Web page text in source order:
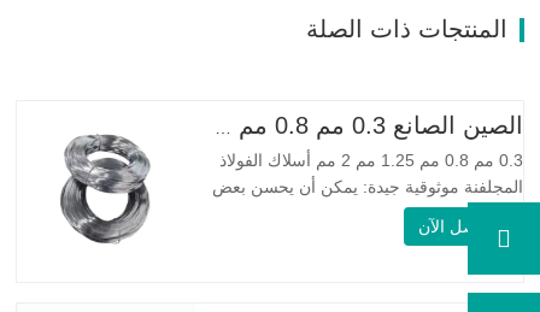
المنتجات ذات الصلة
0.3 مم 0.8 مم 1.25 مم 2 مم أسلاك الفولاذ
المجلفنة موثوقية جيدة: يمكن أن يحسن بعض
العقد والنتوءات والصدأ على الأسلاك الفولاذية
مرونة جيدة: صلابة الفولاذ المجلفن جيدة جدًا،
مواصفة اسم المنتج الأسلاك المجلفنة…
اتصل الآن